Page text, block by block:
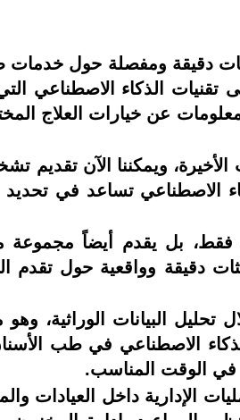
دقيقة ومفصلة حول خدمات
تقنيات الذكاء الاصطناعي
عن خيارات العلاج
ويمكننا الآن تقديم
الاصطناعي تساعد في
فقط، بل يقدم أيضاً
دقيقة وواقعية حول تقدم
البيانات الوراثية،
الاصطناعي في طب
في الوقت المناسب.
الإدارية داخل العيادات